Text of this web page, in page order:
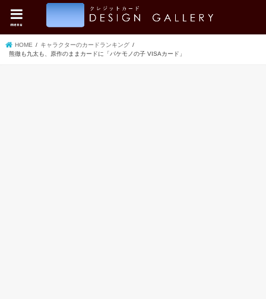
menu
HOME
キャラクターのカードランキング
熊徹も九太も、原作のままカードに「バケモノの子 VISAカード」